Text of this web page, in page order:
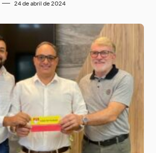
24 de abril de 2024